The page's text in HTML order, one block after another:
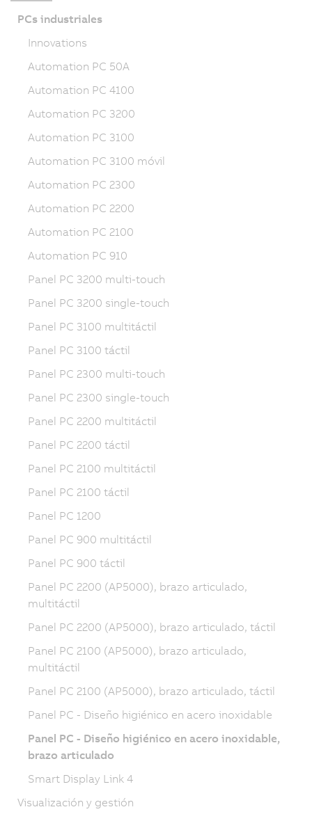
PCs industriales
Innovations
Automation PC 50A
Automation PC 4100
Automation PC 3200
Automation PC 3100
Automation PC 3100 móvil
Automation PC 2300
Automation PC 2200
Automation PC 2100
Automation PC 910
Panel PC 3200 multi-touch
Panel PC 3200 single-touch
Panel PC 3100 multitáctil
Panel PC 3100 táctil
Panel PC 2300 multi-touch
Panel PC 2300 single-touch
Panel PC 2200 multitáctil
Panel PC 2200 táctil
Panel PC 2100 multitáctil
Panel PC 2100 táctil
Panel PC 1200
Panel PC 900 multitáctil
Panel PC 900 táctil
Panel PC 2200 (AP5000), brazo articulado,
multitáctil
Panel PC 2200 (AP5000), brazo articulado, táctil
Panel PC 2100 (AP5000), brazo articulado,
multitáctil
Panel PC 2100 (AP5000), brazo articulado, táctil
Panel PC - Diseño higiénico en acero inoxidable
Panel PC - Diseño higiénico en acero inoxidable,
brazo articulado
Smart Display Link 4
Visualización y gestión